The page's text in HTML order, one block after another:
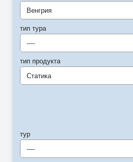
Венгрия
тип тура
----
тип продукта
Статика
тур
----